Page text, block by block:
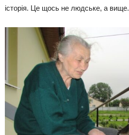
історія. Це щось не людське, а вище.